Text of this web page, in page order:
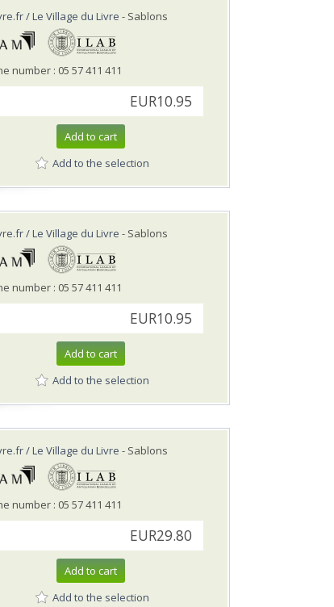
/ Le Village du Livre - Sablons
number : 05 57 411 411
EUR10.95
Add to cart
Add to the selection
/ Le Village du Livre - Sablons
number : 05 57 411 411
EUR10.95
Add to cart
Add to the selection
/ Le Village du Livre - Sablons
number : 05 57 411 411
EUR29.80
Add to cart
Add to the selection